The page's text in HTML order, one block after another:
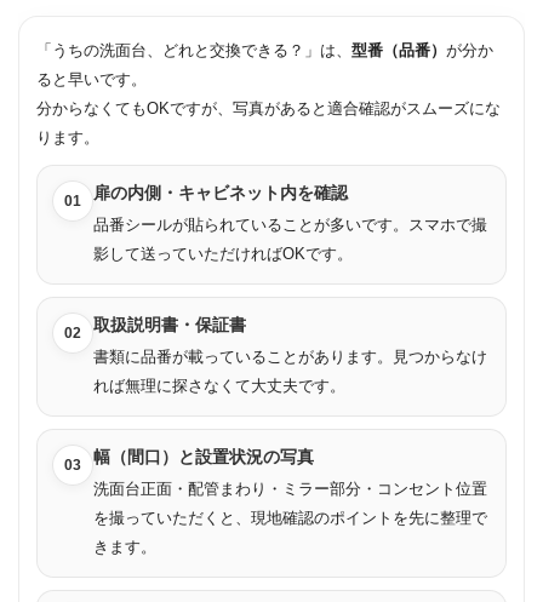
「うちの洗面台、どれと交換できる？」は、 型番（品番） が分か
ると早いです。
分からなくてもOKですが、写真があると適合確認がスムーズにな
ります。
01 扉の内側・キャビネット内を確認
品番シールが貼られていることが多いです。スマホで撮
影して送っていただければOKです。
02 取扱説明書・保証書
書類に品番が載っていることがあります。見つからなけ
れば無理に探さなくて大丈夫です。
03 幅（間口）と設置状況の写真
洗面台正面・配管まわり・ミラー部分・コンセント位置
を撮っていただくと、現地確認のポイントを先に整理で
きます。